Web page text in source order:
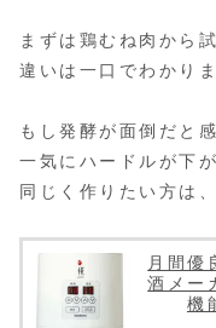
まずは鶏むね肉から
違いは一口でわかりま
もし発酵が面倒だと
一気にハードルが下
同じく作りたい方は
月間優
酒メー
機